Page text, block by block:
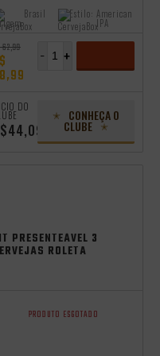
355ML + COPO
Brasil Estilo: American
IPA
62,99 +
-
DO CONHEÇA O
CLUBE
PRESENTEÁVEL 3
ROLETA
PRODUTO ESGOTADO